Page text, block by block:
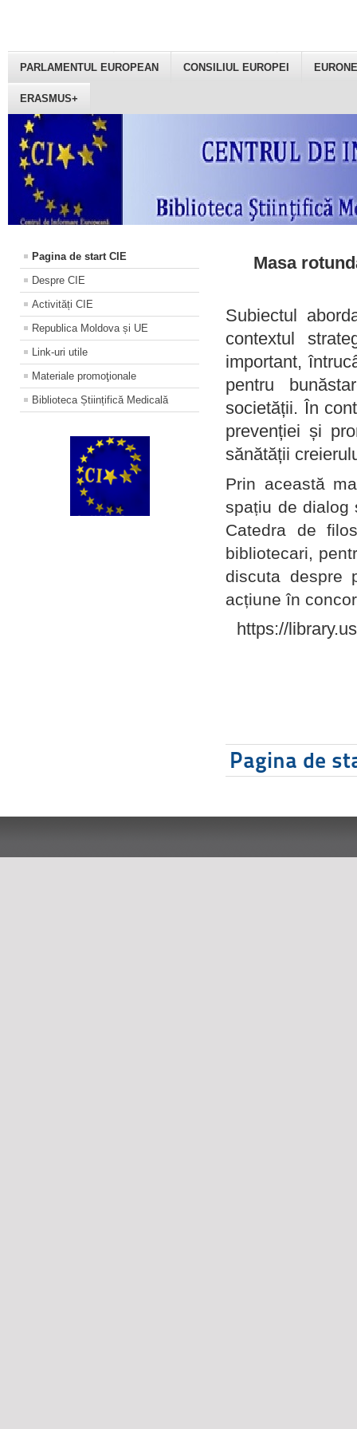
PARLAMENTUL EUROPEAN CONSILIUL EUROPEI
ERASMUS+
Pagina de start CIE
Despre CIE
Activități CIE
Republica Moldova și UE
Link-uri utile
Materiale promoţionale
Biblioteca Științifică Medicală
Masa
Subiectul
contextul
important,
pentru
societății. În
prevenției și
sănătății
Prin această
spațiu de dialog
Catedra de
bibliotecari,
discuta despre
acțiune în
https://
Pagina de